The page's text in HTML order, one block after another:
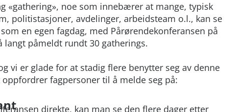
«gathering», noe som innebærer at mange, typisk
politistasjoner, avdelinger, arbeidsteam o.l., kan se
en egen fagdag, med Pårørendekonferansen på
langt påmeldt rundt 30 gatherings.
vi er glade for at stadig flere benytter seg av denne
fagpersoner til å melde seg på:
direkte, kan man se den flere dager etter